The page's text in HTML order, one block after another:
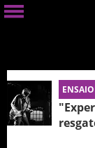
ENSAIO